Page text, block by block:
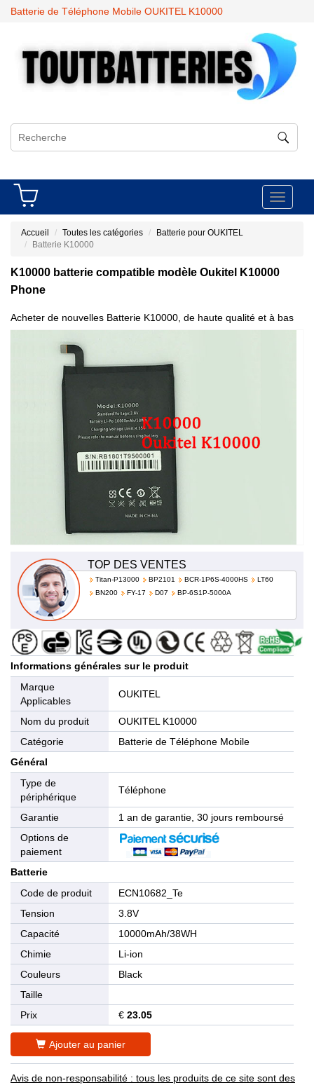
Batterie de Téléphone Mobile OUKITEL K10000
Toggle
Accueil Toutes les catégories
Batterie pour OUKITEL
Batterie K10000
K10000 batterie compatible modèle Oukitel K10000
Phone
Acheter de nouvelles Batterie K10000, de haute qualité et à bas
TOP DES VENTES
Titan-P13000 BP2101 BCR-1P6S-4000HS
LT60
BN200
FY-17 D07 BP-6S1P-5000A
Informations générales sur le produit
Marque
Applicables
OUKITEL
Nom du produit
OUKITEL K10000
Catégorie
Batterie de Téléphone Mobile
Général
Type de
périphérique
Téléphone
Garantie
1 an de garantie, 30 jours remboursé
Options de
paiement
Batterie
Code de produit
ECN10682_Te
Tension
3.8V
Capacité
10000mAh/38WH
Chimie
Li-ion
Couleurs
Black
Taille
Prix
€ 23.05
Ajouter au panier
Avis de non-responsabilité : tous les produits de ce site sont des